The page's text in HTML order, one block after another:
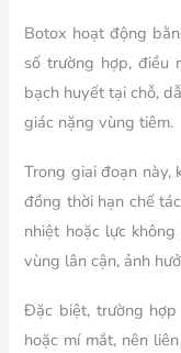
Botox hoạt động
số trường hợp, điều
bạch huyết tại chỗ,
giác nặng vùng tiêm.
Trong giai đoạn này,
đồng thời hạn chế
nhiệt hoặc lực
vùng lân cận, ảnh
Đặc biệt, trường
hoặc mí mắt, nên